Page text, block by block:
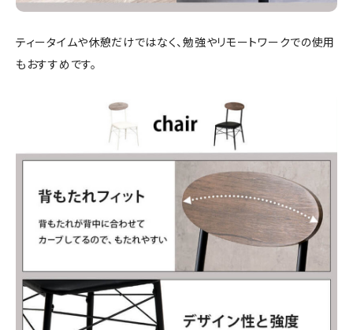
ティータイムや休憩だけではなく、勉強やリモートワークでの使用
もおすすめです。